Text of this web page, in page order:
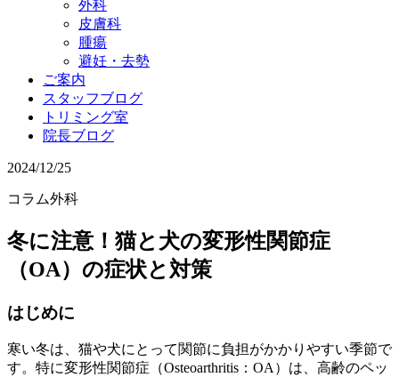
外科
皮膚科
腫瘍
避妊・去勢
ご案内
スタッフブログ
トリミング室
院長ブログ
2024/12/25
コラム外科
冬に注意！猫と犬の変形性関節症
（OA）の症状と対策
はじめに
寒い冬は、猫や犬にとって関節に負担がかかりやすい季節で
す。特に変形性関節症（Osteoarthritis：OA）は、高齢のペッ